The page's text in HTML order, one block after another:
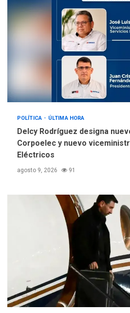
4
sanitarios
problema
REGIONALES
Alcaldía de
Núcleo del
Orquestas
POLÍTICA ÚLTIMA HORA
Delcy Rodríguez designa
Corpoelec y nuevo
Eléctricos
agosto 9, 2026 91